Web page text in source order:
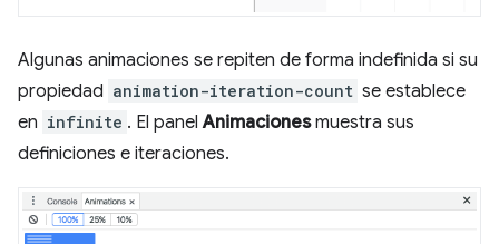
Algunas animaciones se repiten de forma indefinida si su
propiedad animation-iteration-count se establece
en infinite . El panelAnimacionesmuestra sus
definiciones e iteraciones.